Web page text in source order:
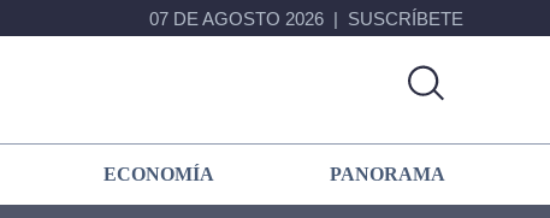
07 DE AGOSTO 2026 SUSCRÍBETE
ECONOMÍA PANORAMA